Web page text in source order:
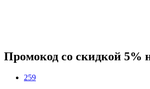
Промокод со скидкой 5%
259